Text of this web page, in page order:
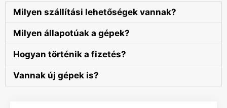
Milyen szállítási lehetőségek vannak?
Milyen állapotúak a gépek?
Hogyan történik a fizetés?
Vannak új gépek is?